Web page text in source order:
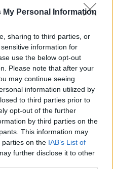
My Personal Information
sharing to third parties, or
information for
use the below opt-out
Please note that after your
may continue seeing
information utilized by
to third parties prior to
opt-out of the further
by third parties on the
This information may
parties on the IAB’s List of
further disclose it to other
Na sua visão,
ativas na memória e
de cortisol e
ressalta que não há
digital provoque mudanças
A adaptação observada,
processo
se reorganizam em
a capacidade de reflexão
Open 2026”
ATP com
Van Assche
07/08/2026
decorreu entre os
de Ténis do Estoril, em